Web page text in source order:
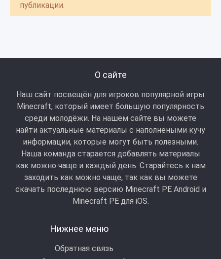
публикации.
О сайте
Наш сайт посвещён для игроков популярной игры
Minecraft, который имеет большую популярность
среди молодёжи. На нашем сайте вы можете
найти актуальные материалы с наполнеными кучу
информации, которые могут быть полезными.
Наша команда старается добавлять материалы
как можно чаще и каждый день. Старайтесь к нам
заходить как можно чаще, так как вы можете
скачать последнюю версию Minecraft PE Android и
Minecraft РЕ для iOS.
Нижнее меню
Обратная связь